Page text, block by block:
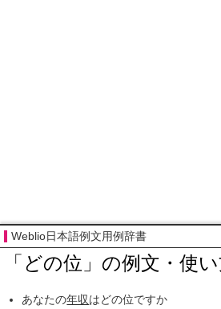
Weblio日本語例文用例辞書
「どの位」の例文・使
あなたの年収はどの位ですか